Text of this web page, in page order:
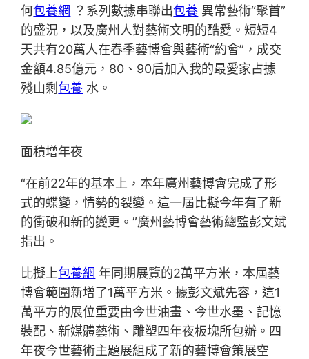
何包養網 ？系列數據串聯出包養 異常藝術“聚首”
的盛況，以及廣州人對藝術文明的酷愛。短短4
天共有20萬人在春季藝博會與藝術“約會”，成交
金額4.85億元，80、90后加入我的最愛家占據
殘山剩包養 水。
面積增年夜
“在前22年的基本上，本年廣州藝博會完成了形
式的蝶變，情勢的裂變。這一屆比擬今年有了新
的衝破和新的變更。”廣州藝博會藝術總監彭文斌
指出。
比擬上包養網 年同期展覽的2萬平方米，本屆藝
博會範圍新增了1萬平方米。據彭文斌先容，這1
萬平方的展位重要由今世油畫、今世水墨、記憶
裝配、新媒體藝術、雕塑四年夜板塊所包辦。四
年夜今世藝術主題展組成了新的藝博會策展空